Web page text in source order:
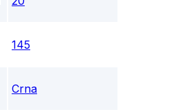
145
Crna